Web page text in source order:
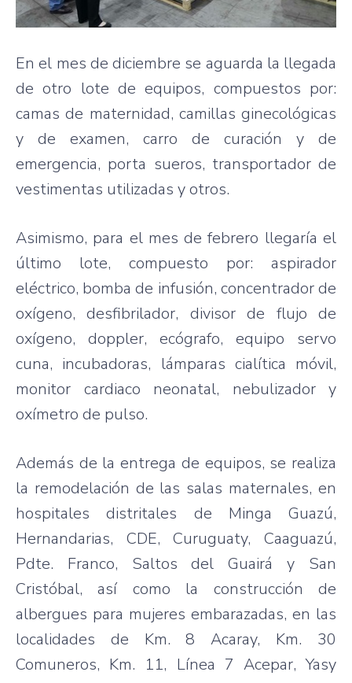
En el mes de diciembre se aguarda la llegada
de otro lote de equipos, compuestos por:
camas de maternidad, camillas ginecológicas
y de examen, carro de curación y de
emergencia, porta sueros, transportador de
vestimentas utilizadas y otros.
Asimismo, para el mes de febrero llegaría el
último lote, compuesto por: aspirador
eléctrico, bomba de infusión, concentrador de
oxígeno, desfibrilador, divisor de flujo de
oxígeno, doppler, ecógrafo, equipo servo
cuna, incubadoras, lámparas cialítica móvil,
monitor cardiaco neonatal, nebulizador y
oxímetro de pulso.
Además de la entrega de equipos, se realiza
la remodelación de las salas maternales, en
hospitales distritales de Minga Guazú,
Hernandarias, CDE, Curuguaty, Caaguazú,
Pdte. Franco, Saltos del Guairá y San
Cristóbal, así como la construcción de
albergues para mujeres embarazadas, en las
localidades de Km. 8 Acaray, Km. 30
Comuneros, Km. 11, Línea 7 Acepar, Yasy